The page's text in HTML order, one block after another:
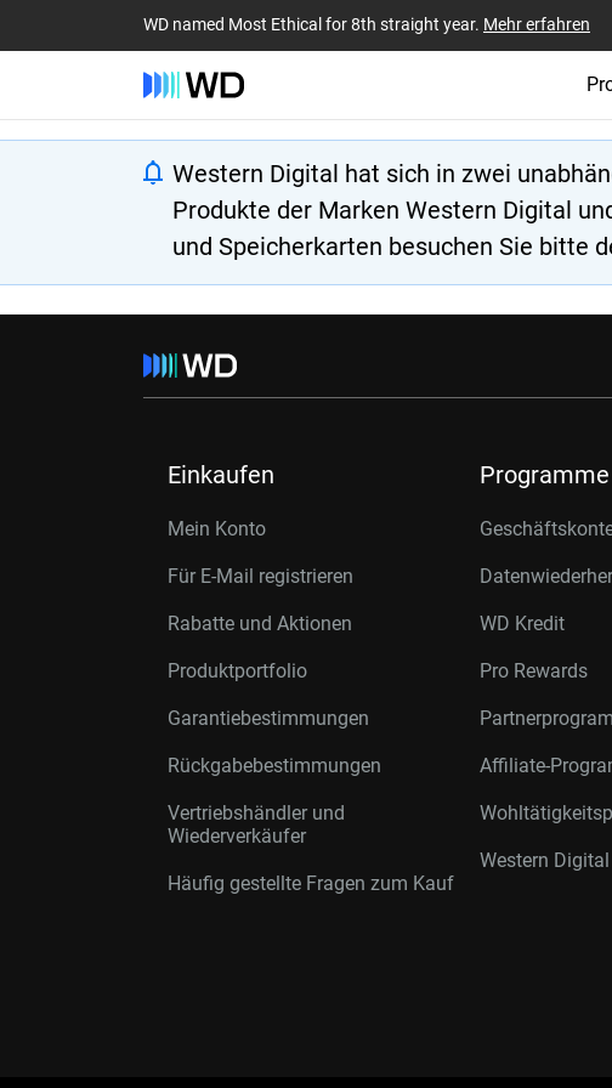
WD named Most Ethical for 8th straight year. Mehr erfahren
Western Digital hat sich in zwei
Produkte der Marken Western Digital
und Speicherkarten besuchen Sie bitte
Einkaufen
Mein Konto
Für E-Mail registrieren
Rabatte und Aktionen
Produktportfolio
Garantiebestimmungen
Rückgabebestimmungen
Vertriebshändler und
Wiederverkäufer
Häufig gestellte Fragen zum Kauf
Programme
WD Kredit
Pro Rewards
Affiliate-
Western